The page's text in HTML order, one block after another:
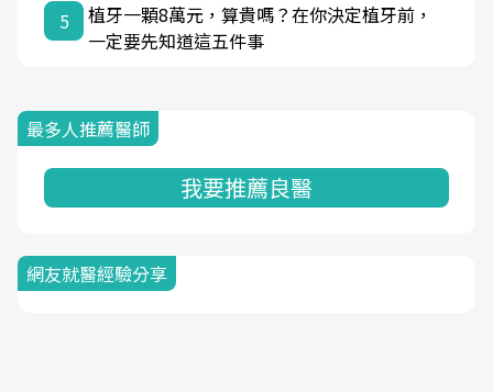
5
植牙一顆8萬元，算貴嗎？在你決定植牙前，
一定要先知道這五件事
最多人推薦醫師
我要推薦良醫
網友就醫經驗分享